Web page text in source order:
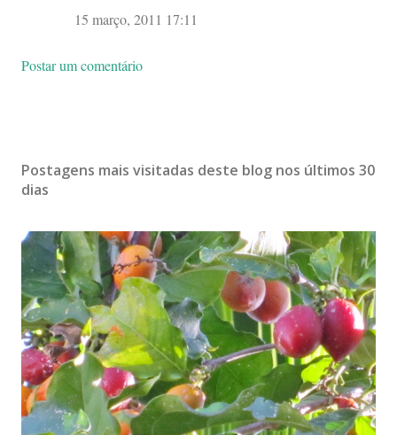
15 março, 2011 17:11
Postar um comentário
Postagens mais visitadas deste blog nos últimos 30
dias